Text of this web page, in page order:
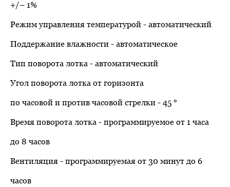
+/– 1%
Режим управления температурой - автоматический
Поддержание влажности - автоматическое
Тип поворота лотка - автоматический
Угол поворота лотка от горизонта
по часовой и против часовой стрелки - 45 °
Время поворота лотка - программируемое от 1 часа
до 8 часов
Вентиляция - программируемая от 30 минут до 6
часов